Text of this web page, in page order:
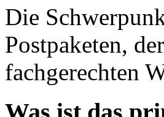
Die
Postpaketen,
fachgerechten